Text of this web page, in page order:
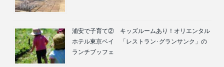
浦安で子育て② キッズルームあり！オリエンタル
ホテル東京ベイ 「レストラン･グランサンク」の
ランチブッフェ